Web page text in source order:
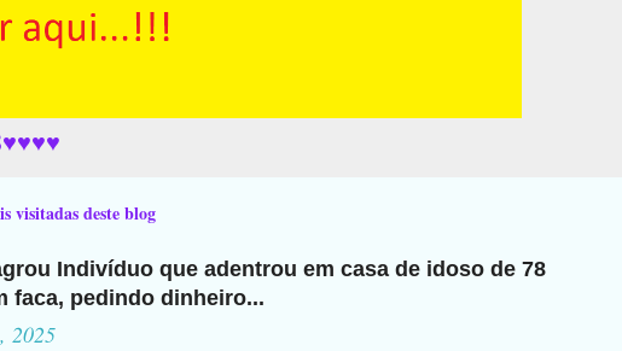
visitadas deste blog
Indivíduo que adentrou em casa de idoso de 78
faca, pedindo dinheiro...
2025